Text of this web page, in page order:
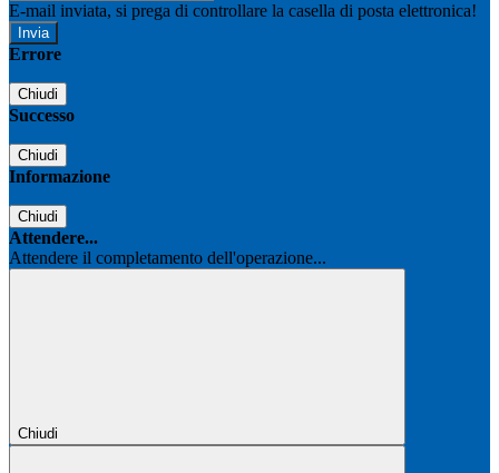
E-mail inviata, si prega di controllare la casella di posta elettronica!
Errore
Chiudi
Successo
Chiudi
Informazione
Chiudi
Attendere...
Attendere il completamento dell'operazione...
Chiudi